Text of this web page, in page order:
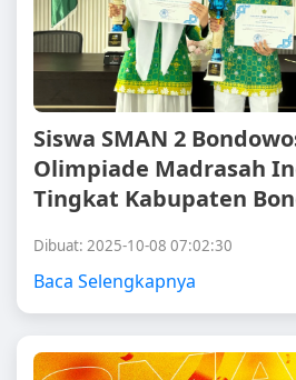
Siswa SMAN 2
Olimpiade Madrasah
Tingkat Kabupaten
Dibuat: 2025-10-08 07:02:30
Baca Selengkapnya